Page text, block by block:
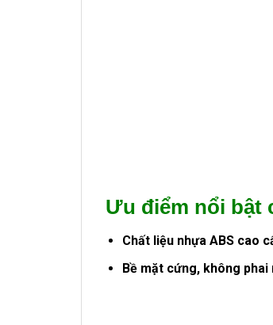
Ưu điểm nổi bật
Chất liệu nhựa ABS cao
Bề mặt cứng, không phai